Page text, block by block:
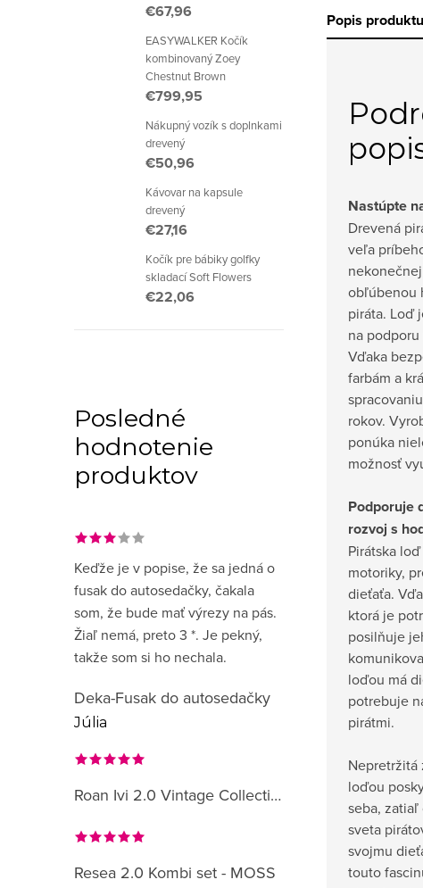
€67,96
EASYWALKER Kočík
kombinovaný Zoey
Chestnut Brown
€799,95
Nákupný vozík s doplnkami
drevený
€50,96
Kávovar na kapsule
drevený
€27,16
Kočík pre bábiky golfky
skladací Soft Flowers
€22,06
Posledné
hodnotenie
produktov
Keďže je v popise, že sa jedná o
fusak do autosedačky, čakala
som, že bude mať výrezy na pás.
Žiaľ nemá, preto 3 *. Je pekný,
takže som si ho nechala.
Deka-Fusak do autosedačky
Júlia
Roan Ivi 2.0 Vintage Collection
Resea 2.0 Kombi set - MOSS
Popis produktu
Nastúpte
Drevená
veľa
obľúbenou
piráta. Loď
na
Vďaka
farbám a
rokov.
ponúka
možnosť
Podporuje
rozvoj s
Pirátska
motoriky,
dieťaťa.
ktorá je
posilňuje
loďou má
potrebuje
pirátmi.
Nepretržitá
loďou
seba,
sveta
svojmu
touto